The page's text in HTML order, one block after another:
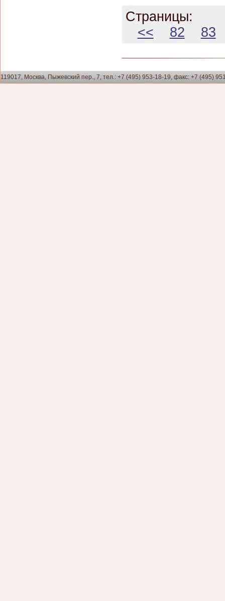
Страницы:
<<
82 83
119017, Москва, Пыжевский пер., 7, тел.: +7 (495) 953-18-19, факс: +7 (495)